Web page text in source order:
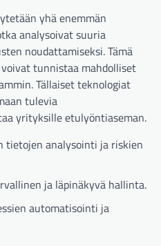
yhä enemmän
analysoivat suuria
noudattamiseksi. Tämä
tunnistaa mahdolliset
Tällaiset teknologiat
tulevia
yrityksille etulyöntiaseman.
tietojen analysointi ja riskien
ja läpinäkyvä hallinta.
automatisointi ja